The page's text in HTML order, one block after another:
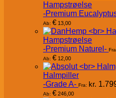
Hampstrøelse
-Premium
Ab: € 13,00
Hampstrøelse
-Premium Naturel-
Ab: € 12,00
Halmpiller
-Grade A- Fra: kr.
Ab: € 246,00